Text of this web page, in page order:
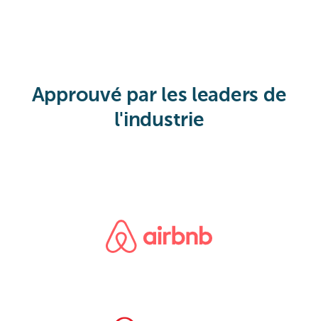
Approuvé par les leaders de
l'industrie